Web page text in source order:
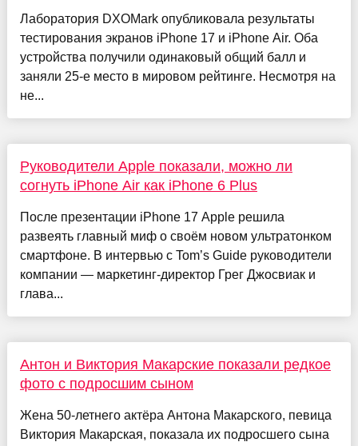
Лаборатория DXOMark опубликовала результаты
тестирования экранов iPhone 17 и iPhone Air. Оба
устройства получили одинаковый общий балл и
заняли 25-е место в мировом рейтинге. Несмотря на
не...
Руководители Apple показали, можно ли
согнуть iPhone Air как iPhone 6 Plus
После презентации iPhone 17 Apple решила
развеять главный миф о своём новом ультратонком
смартфоне. В интервью с Tom’s Guide руководители
компании — маркетинг-директор Грег Джосвиак и
глава...
Антон и Виктория Макарские показали редкое
фото с подросшим сыном
Жена 50-летнего актёра Антона Макарского, певица
Виктория Макарская, показала их подросшего сына